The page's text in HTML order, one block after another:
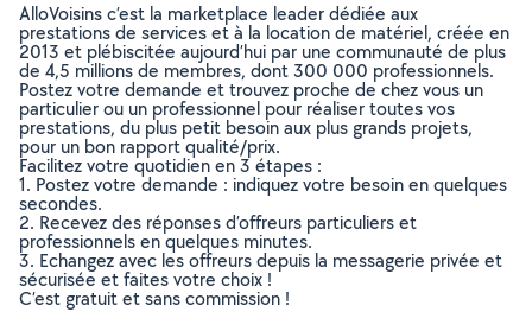
AlloVoisins c’est la marketplace leader dédiée aux
prestations de services et à la location de matériel, créée en
2013 et plébiscitée aujourd’hui par une communauté de plus
de 4,5 millions de membres, dont 300 000 professionnels.
Postez votre demande et trouvez proche de chez vous un
particulier ou un professionnel pour réaliser toutes vos
prestations, du plus petit besoin aux plus grands projets,
pour un bon rapport qualité/prix.
Facilitez votre quotidien en 3 étapes :
1. Postez votre demande : indiquez votre besoin en quelques
secondes.
2. Recevez des réponses d’offreurs particuliers et
professionnels en quelques minutes.
3. Echangez avec les offreurs depuis la messagerie privée et
sécurisée et faites votre choix !
C’est gratuit et sans commission !